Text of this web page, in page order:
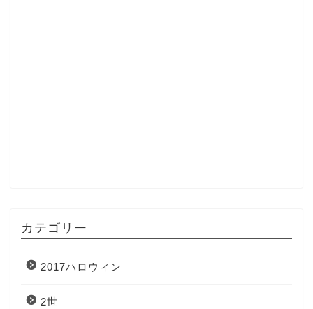
カテゴリー
2017ハロウィン
2世